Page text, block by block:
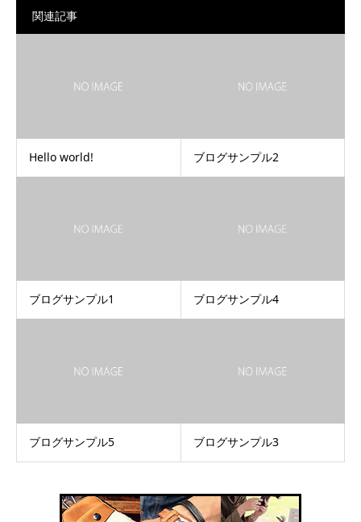
関連記事
Hello world! ブログサンプル2
ブログサンプル1 ブログサンプル4
ブログサンプル5 ブログサンプル3